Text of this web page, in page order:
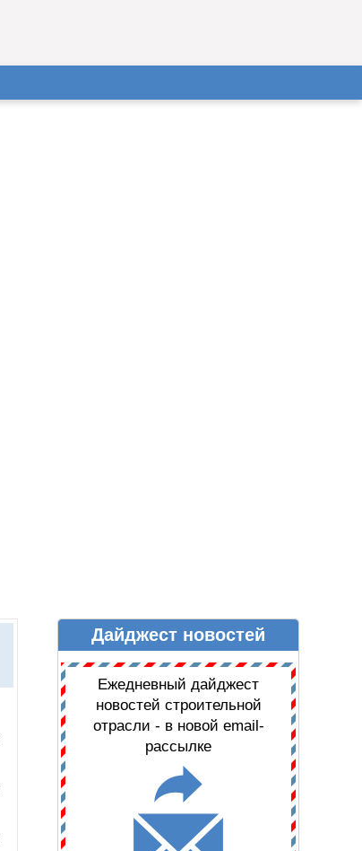
ДАЙДЖЕСТ НОВОСТЕЙДайджест новостей
Ежедневный дайджест
новостей строительной
отрасли - в новой email-
рассылке